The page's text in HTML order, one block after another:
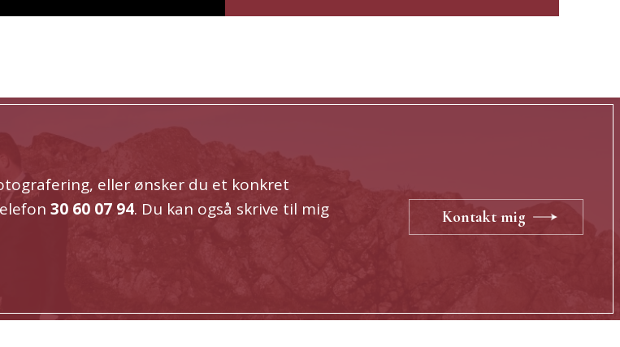
eller ønsker du et konkret
30 60 07 94. Du kan også skrive til mig
Kontakt mig